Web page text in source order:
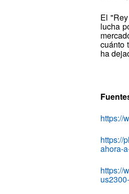
El
lucha
cuánto
ha
https://
https://
ahora-
https://